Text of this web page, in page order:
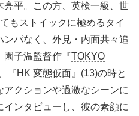
平。この方、英検一級、世
もストイックに極めるタイ
パなく、外見・内面共々追
園子温監督作『TOKYO
『HK 変態仮面』(13)の時と
クションや過激なシーンに
ンタビューし、彼の素顔に